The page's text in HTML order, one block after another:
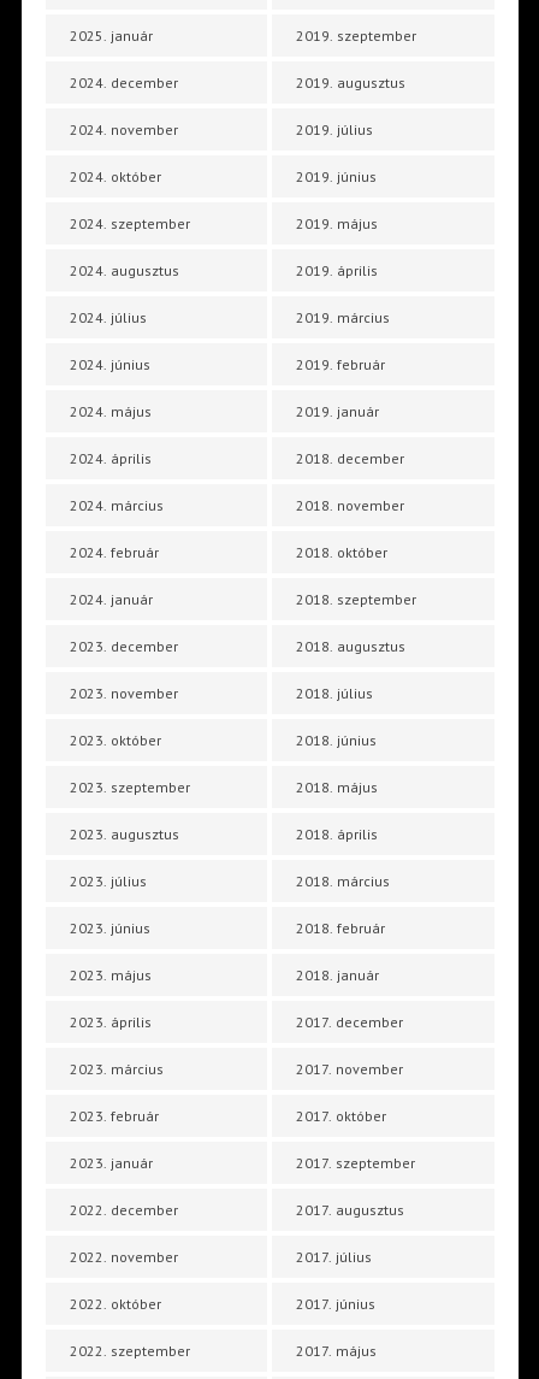
2025. január
2024. december
2024. november
2024. október
2024. szeptember
2024. augusztus
2024. július
2024. június
2024. május
2024. április
2024. március
2024. február
2024. január
2023. december
2023. november
2023. október
2023. szeptember
2023. augusztus
2023. július
2023. június
2023. május
2023. április
2023. március
2023. február
2023. január
2022. december
2022. november
2022. október
2022. szeptember
2019. szeptember
2019. augusztus
2019. július
2019. június
2019. május
2019. április
2019. március
2019. február
2019. január
2018. december
2018. november
2018. október
2018. szeptember
2018. augusztus
2018. július
2018. június
2018. május
2018. április
2018. március
2018. február
2018. január
2017. december
2017. november
2017. október
2017. szeptember
2017. augusztus
2017. július
2017. június
2017. május